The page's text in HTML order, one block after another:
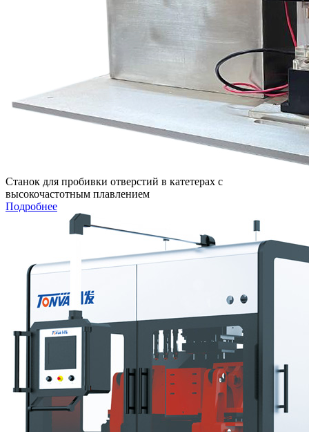
Станок для пробивки отверстий в катетерах с
высокочастотным плавлением
Подробнее